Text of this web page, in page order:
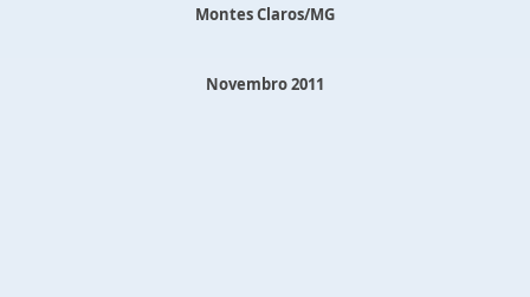
Montes Claros/MG
Novembro 2011